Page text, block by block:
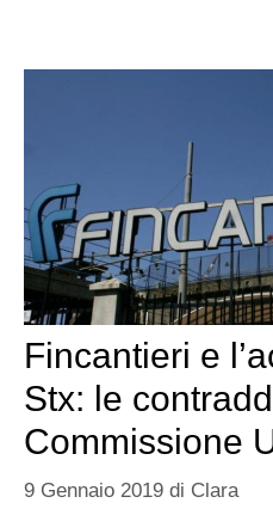
Fincantieri e
Stx: le
Commissione
9 Gennaio 2019 di Clara